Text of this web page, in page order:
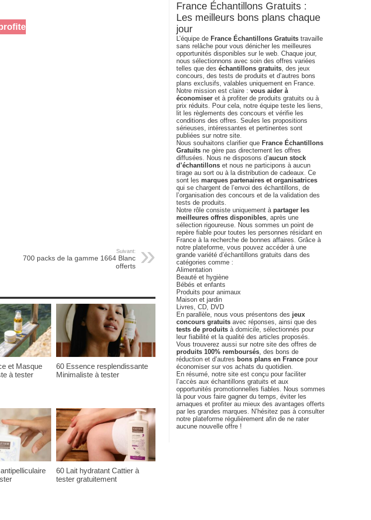
Suivant:
700 packs de la gamme 1664 Blanc
offerts
et Masque
à tester
60 Essence resplendissante
Minimaliste à tester
60 Lait hydratant Cattier à
tester gratuitement
France Échantillons Gratuits :
Les meilleurs bons plans chaque
jour
L’équipe de France Échantillons Gratuits travaille
sans relâche pour vous dénicher les meilleures
opportunités disponibles sur le web. Chaque jour,
nous sélectionnons avec soin des offres variées
telles que des échantillons gratuits, des jeux
concours, des tests de produits et d’autres bons
plans exclusifs, valables uniquement en France.
Notre mission est claire : vous aider à
économiser et à profiter de produits gratuits ou à
prix réduits. Pour cela, notre équipe teste les liens,
lit les règlements des concours et vérifie les
conditions des offres. Seules les propositions
sérieuses, intéressantes et pertinentes sont
publiées sur notre site.
Nous souhaitons clarifier que France Échantillons
Gratuits ne gère pas directement les offres
diffusées. Nous ne disposons d’aucun stock
d’échantillons et nous ne participons à aucun
tirage au sort ou à la distribution de cadeaux. Ce
sont les marques partenaires et organisatrices
qui se chargent de l’envoi des échantillons, de
l’organisation des concours et de la validation des
tests de produits.
Notre rôle consiste uniquement à partager les
meilleures offres disponibles, après une
sélection rigoureuse. Nous sommes un point de
repère fiable pour toutes les personnes résidant en
France à la recherche de bonnes affaires. Grâce à
notre plateforme, vous pouvez accéder à une
grande variété d’échantillons gratuits dans des
catégories comme :
Alimentation
Beauté et hygiène
Bébés et enfants
Produits pour animaux
Maison et jardin
Livres, CD, DVD
En parallèle, nous vous présentons des jeux
concours gratuits avec réponses, ainsi que des
tests de produits à domicile, sélectionnés pour
leur fiabilité et la qualité des articles proposés.
Vous trouverez aussi sur notre site des offres de
produits 100% remboursés, des bons de
réduction et d’autres bons plans en France pour
économiser sur vos achats du quotidien.
En résumé, notre site est conçu pour faciliter
l’accès aux échantillons gratuits et aux
opportunités promotionnelles fiables. Nous sommes
là pour vous faire gagner du temps, éviter les
arnaques et profiter au mieux des avantages offerts
par les grandes marques. N’hésitez pas à consulter
notre plateforme régulièrement afin de ne rater
aucune nouvelle offre !